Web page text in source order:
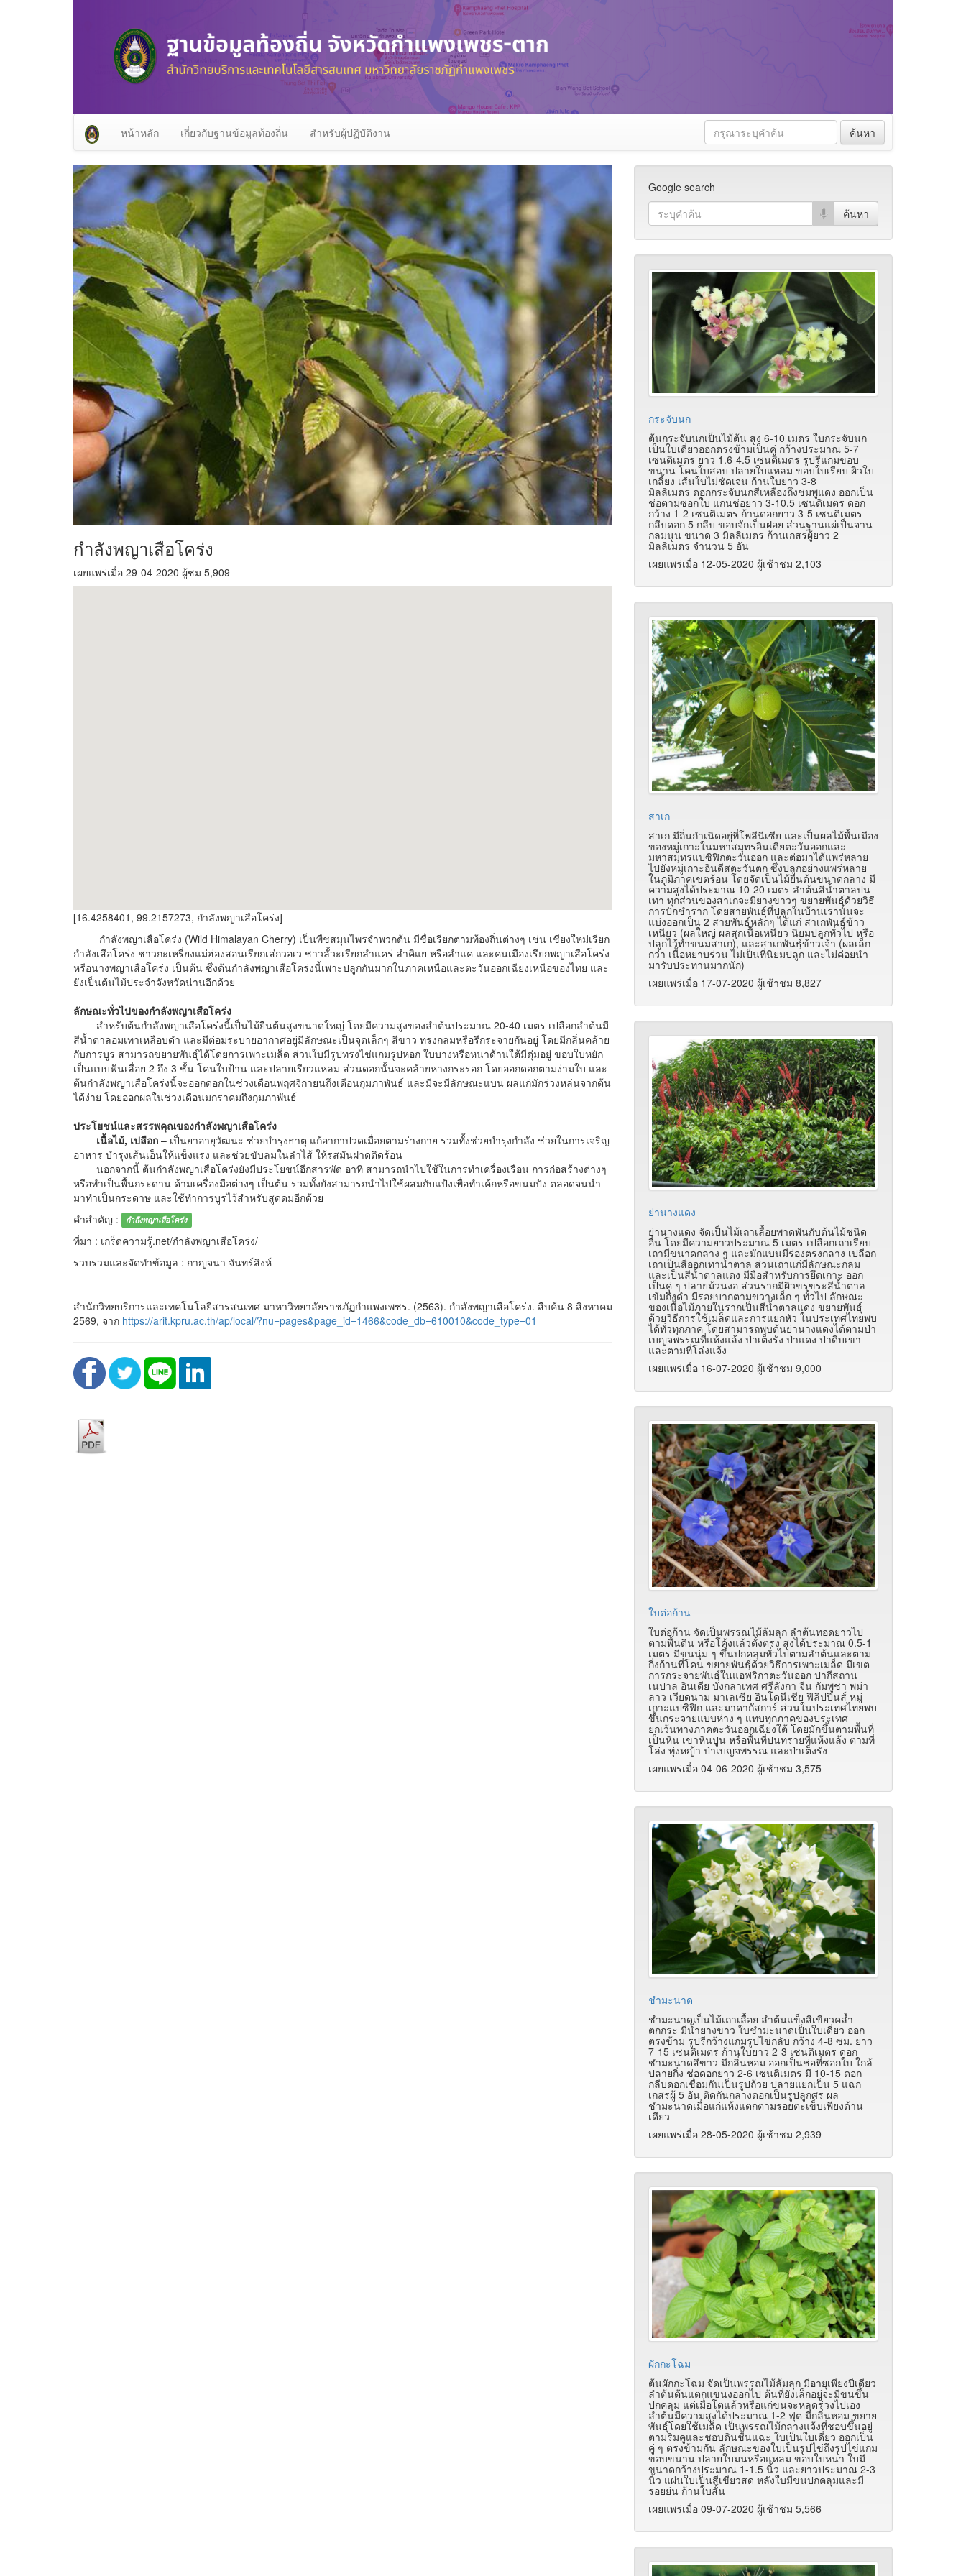
หน้าหลัก เกี่ยวกับฐานข้อมูลท้องถิ่น สำหรับผู้ปฏิบัติงาน ค้นหา
กำลังพญาเสือโคร่ง
เผยแพร่เมื่อ 29-04-2020 ผู้ชม 5,909
[16.4258401, 99.2157273, กำลังพญาเสือโคร่ง]
กำลังพญาเสือโคร่ง (Wild Himalayan Cherry) เป็นพืชสมุนไพรจำพวกต้น มีชื่อเรียกตามท้องถิ่นต่างๆ เช่น เชียงใหม่เรียก
กำลังเสือโคร่ง ชาวกะเหรี่ยงแม่ฮ่องสอนเรียกเส่กวอเว ชาวลั้วะเรียกลำแคร่ ลำคิแย หรือลำแค และคนเมืองเรียกพญาเสือโคร่ง
หรือนางพญาเสือโคร่ง เป็นต้น ซึ่งต้นกำลังพญาเสือโคร่งนี้เพาะปลูกกันมากในภาคเหนือและตะวันออกเฉียงเหนือของไทย และ
ยังเป็นต้นไม้ประจำจังหวัดน่านอีกด้วย
ลักษณะทั่วไปของกำลังพญาเสือโคร่ง
สำหรับต้นกำลังพญาเสือโคร่งนี้เป็นไม้ยืนต้นสูงขนาดใหญ่ โดยมีความสูงของลำต้นประมาณ 20-40 เมตร เปลือกลำต้นมี
สีน้ำตาลอมเทาเหลือบดำ และมีต่อมระบายอากาศอยู่มีลักษณะเป็นจุดเล็กๆ สีขาว ทรงกลมหรือรีกระจายกันอยู่ โดยมีกลิ่นคล้าย
กับการบูร สามารถขยายพันธุ์ได้โดยการเพาะเมล็ด ส่วนใบมีรูปทรงไข่แกมรูปหอก ใบบางหรือหนาด้านใต้มีตุ่มอยู่ ขอบใบหยัก
เป็นแบบฟันเลื่อย 2 ถึง 3 ชั้น โคนใบป้าน และปลายเรียวแหลม ส่วนดอกนั้นจะคล้ายหางกระรอก โดยออกดอกตามง่ามใบ และ
ต้นกำลังพญาเสือโคร่งนี้จะออกดอกในช่วงเดือนพฤศจิกายนถึงเดือนกุมภาพันธ์ และมีจะมีลักษณะแบน ผลแก่มักร่วงหล่นจากต้น
ได้ง่าย โดยออกผลในช่วงเดือนมกราคมถึงกุมภาพันธ์
ประโยชน์และสรรพคุณของกำลังพญาเสือโคร่ง
เนื้อไม้, เปลือก – เป็นยาอายุวัฒนะ ช่วยบำรุงธาตุ แก้อากาปวดเมื่อยตามร่างกาย รวมทั้งช่วยบำรุงกำลัง ช่วยในการเจริญ
อาหาร บำรุงเส้นเอ็นให้แข็งแรง และช่วยขับลมในลำไส้ ให้รสมันฝาดติดร้อน
นอกจากนี้ ต้นกำลังพญาเสือโคร่งยังมีประโยชน์อีกสารพัด อาทิ สามารถนำไปใช้ในการทำเครื่องเรือน การก่อสร้างต่างๆ
หรือทำเป็นพื้นกระดาน ด้ามเครื่องมือต่างๆ เป็นต้น รวมทั้งยังสามารถนำไปใช้ผสมกับแป้งเพื่อทำเค้กหรือขนมปัง ตลอดจนนำ
มาทำเป็นกระดาษ และใช้ทำการบูรไว้สำหรับสูดดมอีกด้วย
คำสำคัญ :
กำลังพญาเสือโคร่ง
ที่มา : เกร็ดความรู้.net/กำลังพญาเสือโคร่ง/
รวบรวมและจัดทำข้อมูล : กาญจนา จันทร์สิงห์
สำนักวิทยบริการและเทคโนโลยีสารสนเทศ มาหาวิทยาลัยราชภัฏกำแพงเพชร. (2563). กำลังพญาเสือโคร่ง. สืบค้น 8 สิงหาคม
2569, จาก https://arit.kpru.ac.th/ap/local/?nu=pages&page_id=1466&code_db=610010&code_type=01
Google search
กระจับนก
ต้นกระจับนกเป็นไม้ต้น สูง 6-10 เมตร ใบกระจับนก
เป็นใบเดี่ยวออกตรงข้ามเป็นคู่ กว้างประมาณ 5-7
เซนติเมตร ยาว 1.6-4.5 เซนติเมตร รูปรีแกมขอบ
ขนาน โคนใบสอบ ปลายใบแหลม ขอบใบเรียบ ผิวใบ
เกลี้ยง เส้นใบไม่ชัดเจน ก้านใบยาว 3-8
มิลลิเมตร ดอกกระจับนกสีเหลืองถึงชมพูแดง ออกเป็น
ช่อตามซอกใบ แกนช่อยาว 3-10.5 เซนติเมตร ดอก
กว้าง 1-2 เซนติเมตร ก้านดอกยาว 3-5 เซนติเมตร
กลีบดอก 5 กลีบ ขอบจักเป็นฝอย ส่วนฐานแผ่เป็นจาน
กลมนูน ขนาด 3 มิลลิเมตร ก้านเกสรผู้ยาว 2
มิลลิเมตร จำนวน 5 อัน
เผยแพร่เมื่อ 12-05-2020 ผู้เช้าชม 2,103
สาเก
สาเก มีถิ่นกำเนิดอยู่ที่โพลีนีเซีย และเป็นผลไม้พื้นเมือง
ของหมู่เกาะในมหาสมุทรอินเดียตะวันออกและ
มหาสมุทรแปซิฟิกตะวันออก และต่อมาได้แพร่หลาย
ไปยังหมู่เกาะอินดีสตะวันตก ซึ่งปลูกอย่างแพร่หลาย
ในภูมิภาคเขตร้อน โดยจัดเป็นไม้ยืนต้นขนาดกลาง มี
ความสูงได้ประมาณ 10-20 เมตร ลำต้นสีน้ำตาลปน
เทา ทุกส่วนของสาเกจะมียางขาวๆ ขยายพันธุ์ด้วยวิธี
การปักชำราก โดยสายพันธุ์ที่ปลูกในบ้านเรานั้นจะ
แบ่งออกเป็น 2 สายพันธุ์หลักๆ ได้แก่ สาเกพันธุ์ข้าว
เหนียว (ผลใหญ่ ผลสุกเนื้อเหนียว นิยมปลูกทั่วไป หรือ
ปลูกไว้ทำขนมสาเก), และสาเกพันธุ์ข้าวเจ้า (ผลเล็ก
กว่า เนื้อหยาบร่วน ไม่เป็นที่นิยมปลูก และไม่ค่อยนำ
มารับประทานมากนัก)
เผยแพร่เมื่อ 17-07-2020 ผู้เช้าชม 8,827
ย่านางแดง
ย่านางแดง จัดเป็นไม้เถาเลื้อยพาดพันกับต้นไม้ชนิด
อื่น โดยมีความยาวประมาณ 5 เมตร เปลือกเถาเรียบ
เถามีขนาดกลาง ๆ และมักแบนมีร่องตรงกลาง เปลือก
เถาเป็นสีออกเทาน้ำตาล ส่วนเถาแก่มีลักษณะกลม
และเป็นสีน้ำตาลแดง มีมือสำหรับการยึดเกาะ ออก
เป็นคู่ ๆ ปลายม้วนงอ ส่วนรากมีผิวขรุขระสีน้ำตาล
เข้มถึงดำ มีรอยบากตามขวางเล็ก ๆ ทั่วไป ลักษณะ
ของเนื้อไม้ภายในรากเป็นสีน้ำตาลแดง ขยายพันธุ์
ด้วยวิธีการใช้เมล็ดและการแยกหัว ในประเทศไทยพบ
ได้ทั่วทุกภาค โดยสามารถพบต้นย่านางแดงได้ตามป่า
เบญจพรรณที่แห้งแล้ง ป่าเต็งรัง ป่าแดง ป่าดิบเขา
และตามที่โล่งแจ้ง
เผยแพร่เมื่อ 16-07-2020 ผู้เช้าชม 9,000
ใบต่อก้าน
ใบต่อก้าน จัดเป็นพรรณไม้ล้มลุก ลำต้นทอดยาวไป
ตามพื้นดิน หรือโค้งแล้วตั้งตรง สูงได้ประมาณ 0.5-1
เมตร มีขนนุ่ม ๆ ขึ้นปกคลุมทั่วไปตามลำต้นและตาม
กิ่งก้านที่โคน ขยายพันธุ์ด้วยวิธีการเพาะเมล็ด มีเขต
การกระจายพันธุ์ในแอฟริกาตะวันออก ปากีสถาน
เนปาล อินเดีย บังกลาเทศ ศรีลังกา จีน กัมพูชา พม่า
ลาว เวียดนาม มาเลเซีย อินโดนีเซีย ฟิลิปปินส์ หมู่
เกาะแปซิฟิก และมาดากัสการ์ ส่วนในประเทศไทยพบ
ขึ้นกระจายแบบห่าง ๆ แทบทุกภาคของประเทศ
ยกเว้นทางภาคตะวันออกเฉียงใต้ โดยมักขึ้นตามพื้นที่
เป็นหิน เขาหินปูน หรือพื้นที่ปนทรายที่แห้งแล้ง ตามที่
โล่ง ทุ่งหญ้า ป่าเบญจพรรณ และป่าเต็งรัง
เผยแพร่เมื่อ 04-06-2020 ผู้เช้าชม 3,575
ชำมะนาด
ชำมะนาดเป็นไม้เถาเลื้อย ลำต้นแข็งสีเขียวคล้ำ
ตกกระ มีน้ำยางขาว ใบชำมะนาดเป็นใบเดี่ยว ออก
ตรงข้าม รูปรีกว้างแกมรูปไข่กลับ กว้าง 4-8 ซม. ยาว
7-15 เซนติเมตร ก้านใบยาว 2-3 เซนติเมตร ดอก
ชำมะนาดสีขาว มีกลิ่นหอม ออกเป็นช่อที่ซอกใบ ใกล้
ปลายกิ่ง ช่อดอกยาว 2-6 เซนติเมตร มี 10-15 ดอก
กลีบดอกเชื่อมกันเป็นรูปถ้วย ปลายแยกเป็น 5 แฉก
เกสรผู้ 5 อัน ติดกันกลางดอกเป็นรูปลูกศร ผล
ชำมะนาดเมื่อแก่แห้งแตกตามรอยตะเข็บเพียงด้าน
เดียว
เผยแพร่เมื่อ 28-05-2020 ผู้เช้าชม 2,939
ผักกะโฉม
ต้นผักกะโฉม จัดเป็นพรรณไม้ล้มลุก มีอายุเพียงปีเดียว
ลำต้นต้นแตกแขนงออกไป ต้นที่ยังเล็กอยู่จะมีขนขึ้น
ปกคลุม แต่เมื่อโตแล้วหรือแก่ขนจะหลุดร่วงไปเอง
ลำต้นมีความสูงได้ประมาณ 1-2 ฟุต มีกลิ่นหอม ขยาย
พันธุ์โดยใช้เมล็ด เป็นพรรณไม้กลางแจ้งที่ชอบขึ้นอยู่
ตามริมคูและชอบดินชื้นแฉะ ใบเป็นใบเดี่ยว ออกเป็น
คู่ ๆ ตรงข้ามกัน ลักษณะของใบเป็นรูปไข่ถึงรูปไข่แกม
ขอบขนาน ปลายใบมนหรือแหลม ขอบใบหนา ใบมี
ขนาดกว้างประมาณ 1-1.5 นิ้ว และยาวประมาณ 2-3
นิ้ว แผ่นใบเป็นสีเขียวสด หลังใบมีขนปกคลุมและมี
รอยย่น ก้านใบสั้น
เผยแพร่เมื่อ 09-07-2020 ผู้เช้าชม 5,566